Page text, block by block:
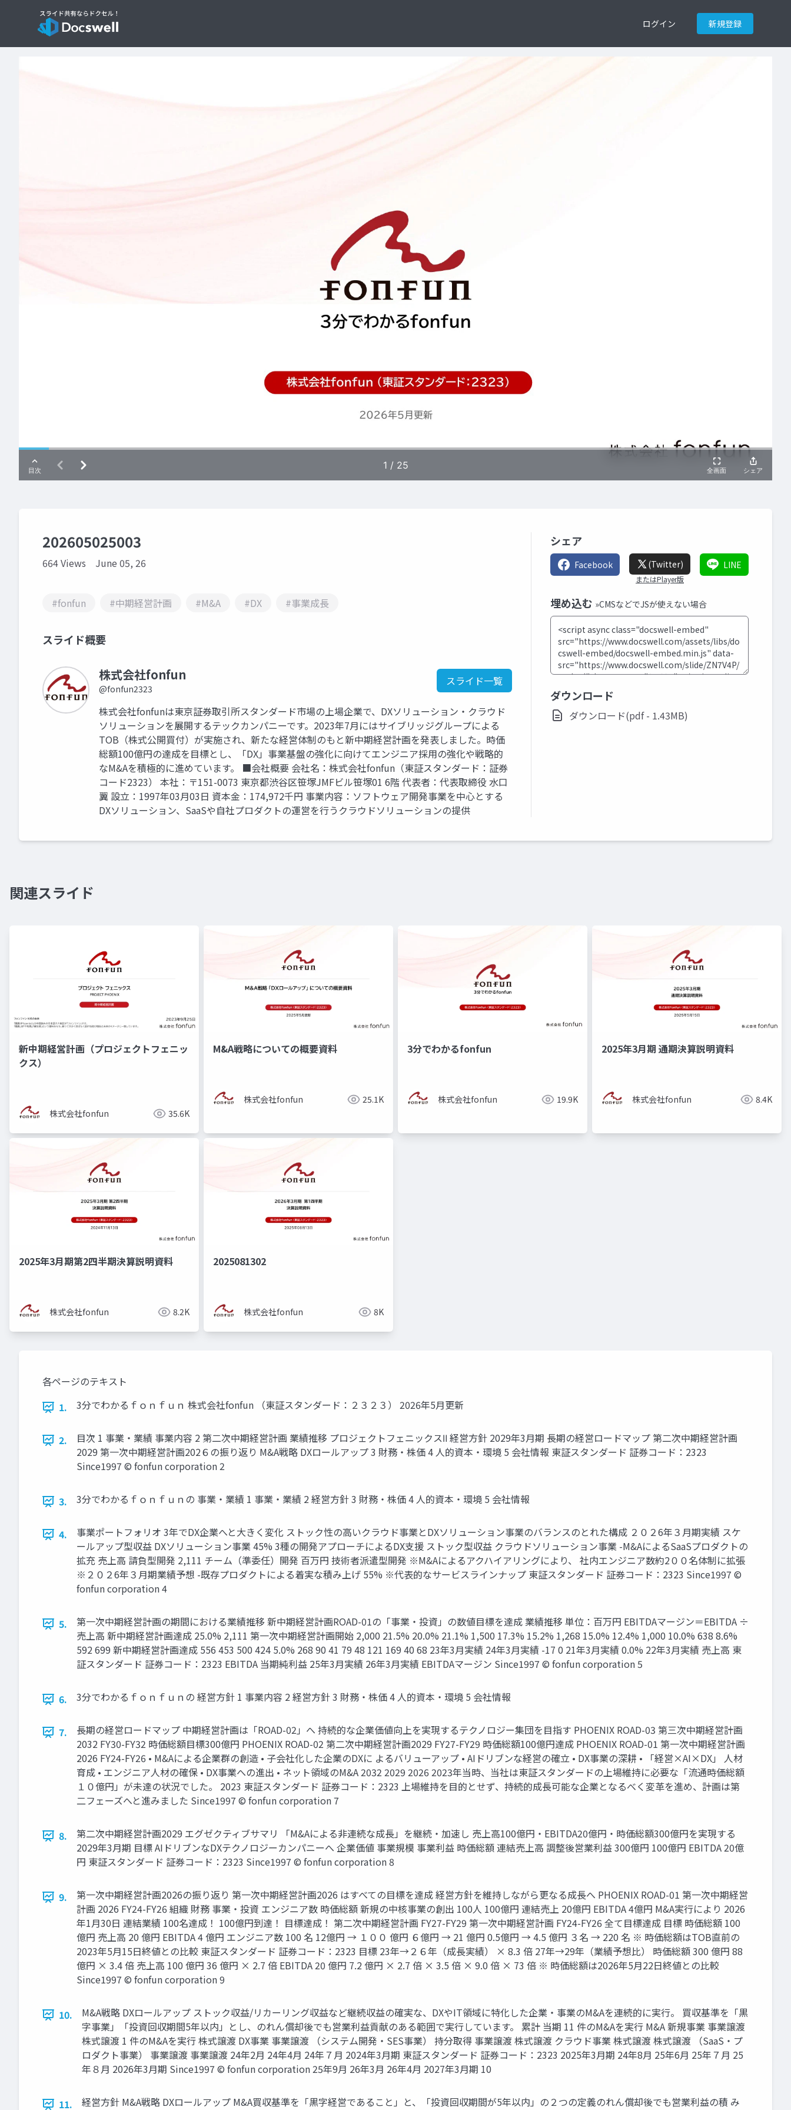
ログイン 新規登録
202605025003
664 Views June 05, 26
#fonfun #中期経営計画 #M&A #DX #事業成長
スライド概要
株式会社fonfun
@fonfun2323
スライド一覧
株式会社fonfunは東京証券取引所スタンダード市場の上場企業で、DXソリューション・クラウド
ソリューションを展開するテックカンパニーです。2023年7月にはサイブリッジグループによる
TOB（株式公開買付）が実施され、新たな経営体制のもと新中期経営計画を発表しました。時価
総額100億円の達成を目標とし、「DX」事業基盤の強化に向けてエンジニア採用の強化や戦略的
なM&Aを積極的に進めています。 ■会社概要 会社名：株式会社fonfun（東証スタンダード：証券
コード2323） 本社：〒151-0073 東京都渋谷区笹塚JMFビル笹塚01 6階 代表者：代表取締役 水口
翼 設立：1997年03月03日 資本金：174,972千円 事業内容：ソフトウェア開発事業を中心とする
DXソリューション、SaaSや自社プロダクトの運営を行うクラウドソリューションの提供
シェア
Facebook (Twitter)
またはPlayer版
LINE
埋め込む »CMSなどでJSが使えない場合
ダウンロード
ダウンロード(pdf - 1.43MB)
関連スライド
新中期経営計画（プロジェクトフェニッ
クス）
株式会社fonfun 35.6K
M&A戦略についての概要資料
株式会社fonfun 25.1K
3分でわかるfonfun
株式会社fonfun 19.9K
2025年3月期 通期決算説明資料
株式会社fonfun 8.4K
2025年3月期第2四半期決算説明資料
株式会社fonfun 8.2K
2025081302
株式会社fonfun 8K
各ページのテキスト
1.
3分でわかるｆｏｎｆｕｎ 株式会社fonfun （東証スタンダード：２３２３） 2026年5月更新
2.
目次 1 事業・業績 事業内容 2 第二次中期経営計画 業績推移 プロジェクトフェニックスⅡ 経営方針 2029年3月期 長期の経営ロードマップ 第二次中期経営計画
2029 第一次中期経営計画202６の振り返り M&A戦略 DXロールアップ 3 財務・株価 4 人的資本・環境 5 会社情報 東証スタンダード 証券コード：2323
Since1997 © fonfun corporation 2
3. 3分でわかるｆｏｎｆｕｎの 事業・業績 1 事業・業績 2 経営方針 3 財務・株価 4 人的資本・環境 5 会社情報
4.
事業ポートフォリオ 3年でDX企業へと大きく変化 ストック性の高いクラウド事業とDXソリューション事業のバランスのとれた構成 ２０２6年３月期実績 スケ
ールアップ型収益 DXソリューション事業 45% 3種の開発アプローチによるDX支援 ストック型収益 クラウドソリューション事業 -M&AによるSaaSプロダクトの
拡充 売上高 請負型開発 2,111 チーム（準委任）開発 百万円 技術者派遣型開発 ※M&Aによるアクハイアリングにより、 社内エンジニア数約2００名体制に拡張
※２０２6年３月期業績予想 -既存プロダクトによる着実な積み上げ 55% ※代表的なサービスラインナップ 東証スタンダード 証券コード：2323 Since1997 ©
fonfun corporation 4
5.
第一次中期経営計画の期間における業績推移 新中期経営計画ROAD-01の「事業・投資」の数値目標を達成 業績推移 単位：百万円 EBITDAマージン＝EBITDA ÷
売上高 新中期経営計画達成 25.0% 2,111 第一次中期経営計画開始 2,000 21.5% 20.0% 21.1% 1,500 17.3% 15.2% 1,268 15.0% 12.4% 1,000 10.0% 638 8.6%
592 699 新中期経営計画達成 556 453 500 424 5.0% 268 90 41 79 48 121 169 40 68 23年3月実績 24年3月実績 -17 0 21年3月実績 0.0% 22年3月実績 売上高 東
証スタンダード 証券コード：2323 EBITDA 当期純利益 25年3月実績 26年3月実績 EBITDAマージン Since1997 © fonfun corporation 5
6. 3分でわかるｆｏｎｆｕｎの 経営方針 1 事業内容 2 経営方針 3 財務・株価 4 人的資本・環境 5 会社情報
7.
長期の経営ロードマップ 中期経営計画は「ROAD-02」へ 持続的な企業価値向上を実現するテクノロジー集団を目指す PHOENIX ROAD-03 第三次中期経営計画
2032 FY30-FY32 時価総額目標300億円 PHOENIX ROAD-02 第二次中期経営計画2029 FY27-FY29 時価総額100億円達成 PHOENIX ROAD-01 第一次中期経営計画
2026 FY24-FY26 • M&Aによる企業群の創造 • 子会社化した企業のDXに よるバリューアップ • AIドリブンな経営の確立 • DX事業の深耕 • 「経営×AI×DX」 人材
育成 • エンジニア人材の確保 • DX事業への進出 • ネット領域のM&A 2032 2029 2026 2023年当時、当社は東証スタンダードの上場維持に必要な「流通時価総額
１０億円」が未達の状況でした。 2023 東証スタンダード 証券コード：2323 上場維持を目的とせず、持続的成長可能な企業となるべく変革を進め、計画は第
二フェーズへと進みました Since1997 © fonfun corporation 7
8.
第二次中期経営計画2029 エグゼクティブサマリ 「M&Aによる非連続な成長」を継続・加速し 売上高100億円・EBITDA20億円・時価総額300億円を実現する
2029年3月期 目標 AIドリブンなDXテクノロジーカンパニーへ 企業価値 事業規模 事業利益 時価総額 連結売上高 調整後営業利益 300億円 100億円 EBITDA 20億
円 東証スタンダード 証券コード：2323 Since1997 © fonfun corporation 8
9.
第一次中期経営計画2026の振り返り 第一次中期経営計画2026 はすべての目標を達成 経営方針を維持しながら更なる成長へ PHOENIX ROAD-01 第一次中期経営
計画 2026 FY24-FY26 組織 財務 事業・投資 エンジニア数 時価総額 新規の中核事業の創出 100人 100億円 連結売上 20億円 EBITDA 4億円 M&A実行により 2026
年1月30日 連結業績 100名達成！ 100億円到達！ 目標達成！ 第二次中期経営計画 FY27-FY29 第一次中期経営計画 FY24-FY26 全て目標達成 目標 時価総額 100
億円 売上高 20 億円 EBITDA 4 億円 エンジニア数 100 名 12億円 → １００ 億円 ６億円 → 21 億円 0.5億円 → 4.5 億円 ３名 → 220 名 ※ 時価総額はTOB直前の
2023年5月15日終値との比較 東証スタンダード 証券コード：2323 目標 23年→２６年（成長実績） × 8.3 倍 27年→29年（業績予想比） 時価総額 300 億円 88
億円 × 3.4 倍 売上高 100 億円 36 億円 × 2.7 倍 EBITDA 20 億円 7.2 億円 × 2.7 倍 × 3.5 倍 × 9.0 倍 × 73 倍 ※ 時価総額は2026年5月22日終値との比較
Since1997 © fonfun corporation 9
10.
M&A戦略 DXロールアップ ストック収益/リカーリング収益など継続収益の確実な、DXやIT領域に特化した企業・事業のM&Aを連続的に実行。 買収基準を「黒
字事業」「投資回収期間5年以内」とし、のれん償却後でも営業利益貢献のある範囲で実行しています。 累計 当期 11 件のM&Aを実行 M&A 新規事業 事業譲渡
株式譲渡 1 件のM&Aを実行 株式譲渡 DX事業 事業譲渡 （システム開発・SES事業） 持分取得 事業譲渡 株式譲渡 クラウド事業 株式譲渡 株式譲渡 （SaaS・プ
ロダクト事業） 事業譲渡 事業譲渡 24年2月 24年4月 24年７月 2024年3月期 東証スタンダード 証券コード：2323 2025年3月期 24年8月 25年6月 25年７月 25
年８月 2026年3月期 Since1997 © fonfun corporation 25年9月 26年3月 26年4月 2027年3月期 10
11.
経営方針 M&A戦略 DXロールアップ M&A買収基準を「黒字経営であること」と、「投資回収期間が5年以内」の２つの定義のれん償却後でも営業利益の積 み